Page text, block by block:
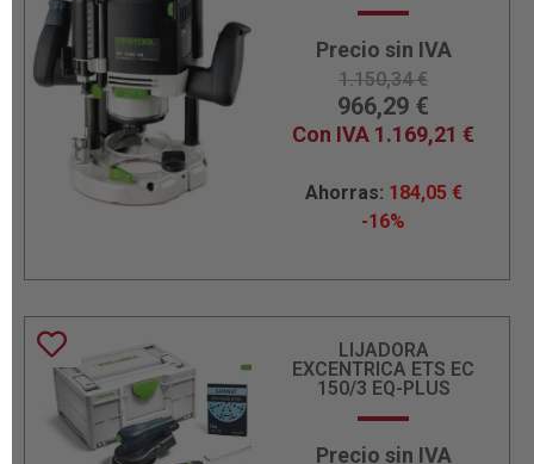
Precio sin IVA
1.150,34€
966,29 €
Con IVA 1.169,21 €
Ahorras: 184,05 €
-16%
LIJADORA
EXCENTRICA ETS EC
150/3 EQ-PLUS
Precio sin IVA